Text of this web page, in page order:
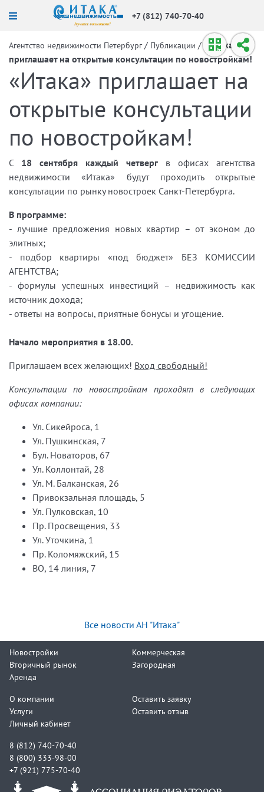
+7 (812) 740-70-40
Агентство недвижимости Петербург / Публикации / «Итака»
приглашает на открытые консультации по новостройкам!
«Итака» приглашает на
открытые консультации
по новостройкам!
С 18 сентября каждый четверг в офисах агентства
недвижимости «Итака» будут проходить открытые
консультации по рынку новостроек Санкт-Петербурга.
В программе:
- лучшие предложения новых квартир – от эконом до
элитных;
- подбор квартиры «под бюджет» БЕЗ КОМИССИИ
АГЕНТСТВА;
- формулы успешных инвестиций – недвижимость как
источник дохода;
- ответы на вопросы, приятные бонусы и угощение.
Начало мероприятия в 18.00.
Приглашаем всех желающих! Вход свободный!
Консультации по новостройкам проходят в следующих
офисах компании:
Ул. Сикейроса, 1
Ул. Пушкинская, 7
Бул. Новаторов, 67
Ул. Коллонтай, 28
Ул. М. Балканская, 26
Привокзальная площадь, 5
Ул. Пулковская, 10
Пр. Просвещения, 33
Ул. Уточкина, 1
Пр. Коломяжский, 15
ВО, 14 линия, 7
Все новости АН "Итака"
Новостройки
Вторичный рынок
Аренда
Коммерческая
Загородная
О компании
Услуги
Личный кабинет
Оставить заявку
Оставить отзыв
8 (812) 740-70-40
8 (800) 333-98-00
+7 (921) 775-70-40